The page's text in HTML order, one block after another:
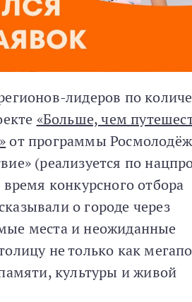
лидеров по
«Больше, чем
от программы
(реализуется по
конкурсного отбора
о городе через
места и неожиданные
не только как
культуры и живой